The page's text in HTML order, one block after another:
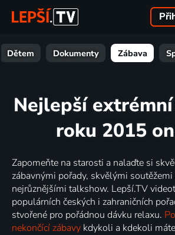
Dětem Dokumenty Zábava
Nejlepší
roku 2015
Zapomeňte na starosti a nalaďte si
zábavnými pořady, skvělými soutěžemi
nejrůznějšími talkshow. Lepší.TV
populárních českých i zahraničních
stvořené pro pořádnou dávku relaxu.
nekončící zábavy kdykoli a kdekoli